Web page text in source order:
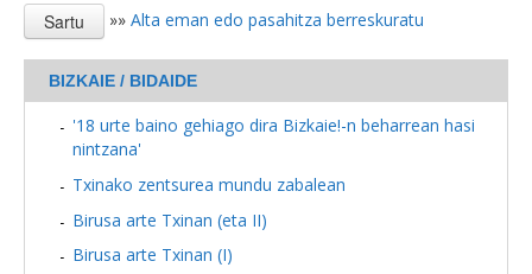
»» Alta eman edo pasahitza berreskuratu
BIZKAIE / BIDAIDE
'18 urte baino gehiago dira Bizkaie!-n beharrean hasi
nintzana'
Txinako zentsurea mundu zabalean
Birusa arte Txinan (eta II)
Birusa arte Txinan (I)